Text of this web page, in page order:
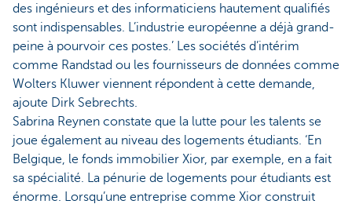
des ingénieurs et des informaticiens hautement qualifiés
sont indispensables. L’industrie européenne a déjà grand-
peine à pourvoir ces postes.’ Les sociétés d’intérim
comme Randstad ou les fournisseurs de données comme
Wolters Kluwer viennent répondent à cette demande,
ajoute Dirk Sebrechts.
Sabrina Reynen constate que la lutte pour les talents se
joue également au niveau des logements étudiants. ‘En
Belgique, le fonds immobilier Xior, par exemple, en a fait
sa spécialité. La pénurie de logements pour étudiants est
énorme. Lorsqu’une entreprise comme Xior construit